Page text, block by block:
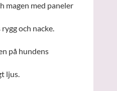
magen med paneler
och nacke.
på hundens
ljus.